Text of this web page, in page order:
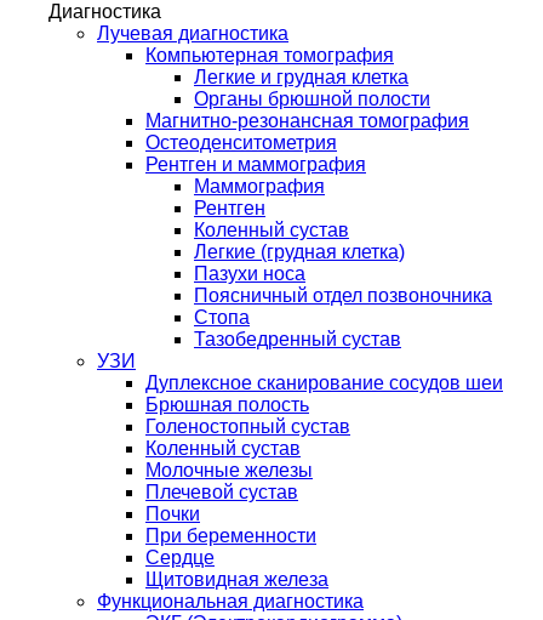
Диагностика
Лучевая диагностика
Компьютерная томография
Легкие и грудная клетка
Органы брюшной полости
Магнитно-резонансная томография
Остеоденситометрия
Рентген и маммография
Маммография
Рентген
Коленный сустав
Легкие (грудная клетка)
Пазухи носа
Поясничный отдел позвоночника
Стопа
Тазобедренный сустав
УЗИ
Дуплексное сканирование сосудов шеи
Брюшная полость
Голеностопный сустав
Коленный сустав
Молочные железы
Плечевой сустав
Почки
При беременности
Сердце
Щитовидная железа
Функциональная диагностика